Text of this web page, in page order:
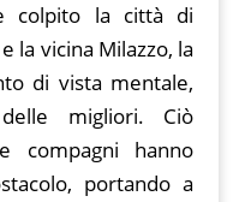
colpito la città di
la vicina Milazzo, la
di vista mentale,
migliori. Ciò
compagni hanno
portando a